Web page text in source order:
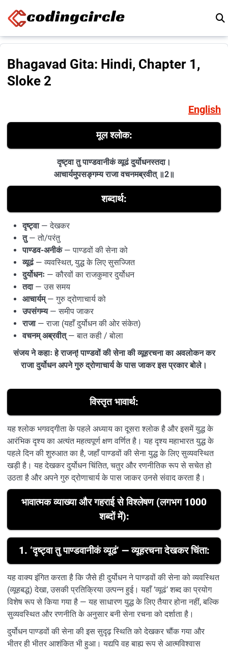
Bhagavad Gita: Hindi, Chapter 1,
Sloke 2
English
मूल श्लोक:
दृष्ट्वा तु पाण्डवानीकं व्यूढं दुर्योधनस्तदा।
आचार्यमुपसङ्गम्य राजा वचनमब्रवीत् ॥2॥
शब्दार्थ:
दृष्ट्वा— देखकर
तु— तो/परंतु
पाण्डव-अनीकं— पाण्डवों की सेना को
व्यूढं— व्यवस्थित, युद्ध के लिए सुसज्जित
दुर्योधनः — कौरवों का राजकुमार दुर्योधन
तदा— उस समय
आचार्यम्— गुरु द्रोणाचार्य को
उपसंगम्य— समीप जाकर
राजा— राजा (यहाँ दुर्योधन की ओर संकेत)
वचनम् अब्रवीत्— बात कही / बोला
संजय ने कहाः हे राजन्! पाण्डवों की सेना की व्यूहरचना का अवलोकन कर
राजा दुर्योधन अपने गुरु द्रोणाचार्य के पास जाकर इस प्रकार बोले।
विस्तृत भावार्थ:
यह श्लोक भगवद्गीता के पहले अध्याय का दूसरा श्लोक है और इसमें युद्ध के
आरंभिक दृश्य का अत्यंत महत्वपूर्ण क्षण वर्णित है। यह दृश्य महाभारत युद्ध के
पहले दिन की शुरुआत का है, जहाँ पाण्डवों की सेना युद्ध के लिए सुव्यवस्थित
खड़ी है। यह देखकर दुर्योधन चिंतित, चतुर और रणनीतिक रूप से सचेत हो
उठता है और अपने गुरु द्रोणाचार्य के पास जाकर उनसे संवाद करता है।
भावात्मक व्याख्या और गहराई से विश्लेषण (लगभग 1000
शब्दों में):
1. ‘दृष्ट्वा तु पाण्डवानीकं व्यूढं’ — व्यूहरचना देखकर चिंता:
यह वाक्य इंगित करता है कि जैसे ही दुर्योधन ने पाण्डवों की सेना को व्यवस्थित
(व्यूहबद्ध) देखा, उसकी प्रतिक्रिया उत्पन्न हुई। यहाँ ‘व्यूढं’ शब्द का प्रयोग
विशेष रूप से किया गया है — यह साधारण युद्ध के लिए तैयार होना नहीं, बल्कि
सुव्यवस्थित और रणनीति के अनुसार बनी सेना रचना को दर्शाता है।
दुर्योधन पाण्डवों की सेना की इस सुदृढ़ स्थिति को देखकर चौंक गया और
भीतर ही भीतर आशंकित भी हुआ। यद्यपि वह बाह्य रूप से आत्मविश्वास